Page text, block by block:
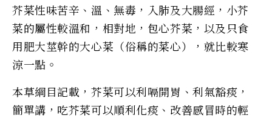
芥菜性味苦辛、溫、無毒，入肺及大腸經，小芥
菜的屬性較溫和，相對地，包心芥菜，以及只食
用肥大莖幹的大心菜（俗稱的菜心），就比較寒
涼一點。
本草綱目記載，芥菜可以利嗝開胃、利氣豁痰，
簡單講，吃芥菜可以順利化痰、改善感冒時的輕